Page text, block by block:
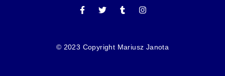
© 2023 Copyright Mariusz Janota